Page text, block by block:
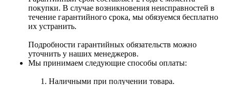
покупки. В случае возникновения неисправностей в
течение гарантийного срока, мы обязуемся бесплатно
их устранить.
Подробности гарантийных обязательств можно
уточнить у наших менеджеров.
Мы принимаем следующие способы оплаты:
Наличными при получении товара.